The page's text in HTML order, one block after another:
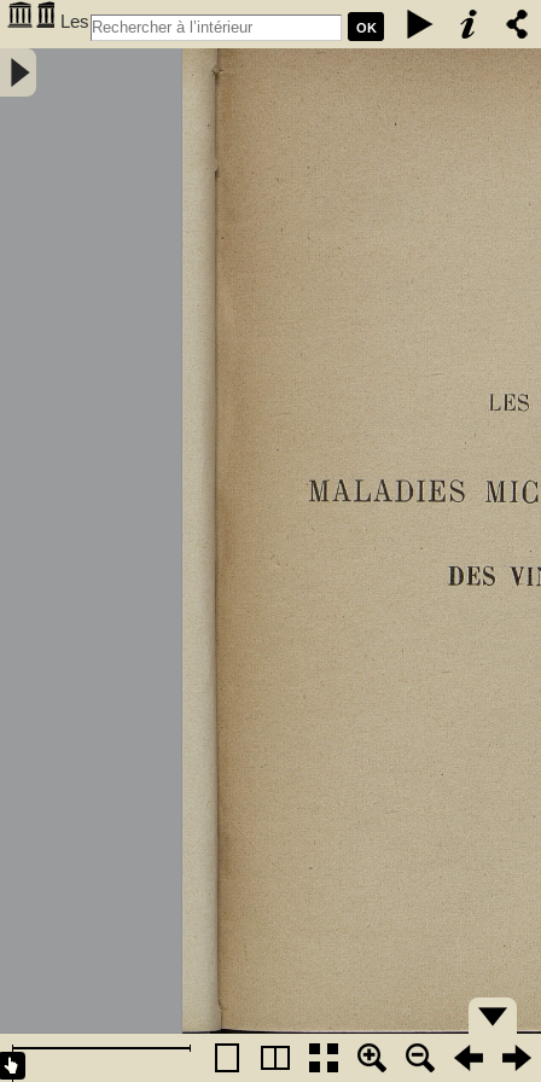
OK
Les
maladies microbiennes des vins : fermentation alcoolique, maladies
microbiennes, casse des vins, hygiène du vin, traitements des vins
malades / par A. Bouffard,... - Bouffard, A. (18XX-.... ; œnologue).